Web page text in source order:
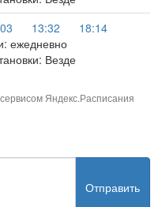
13:32
18:14
ежедневно
Везде
Яндекс.Расписания
Отправить